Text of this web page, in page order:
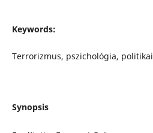
Keywords:
Terrorizmus, pszichológia, politikai
Synopsis